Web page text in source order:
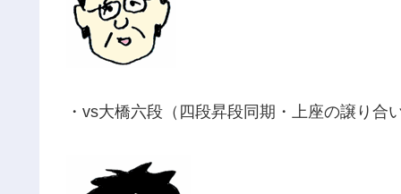
・vs大橋六段（四段昇段同期・上座の譲り合